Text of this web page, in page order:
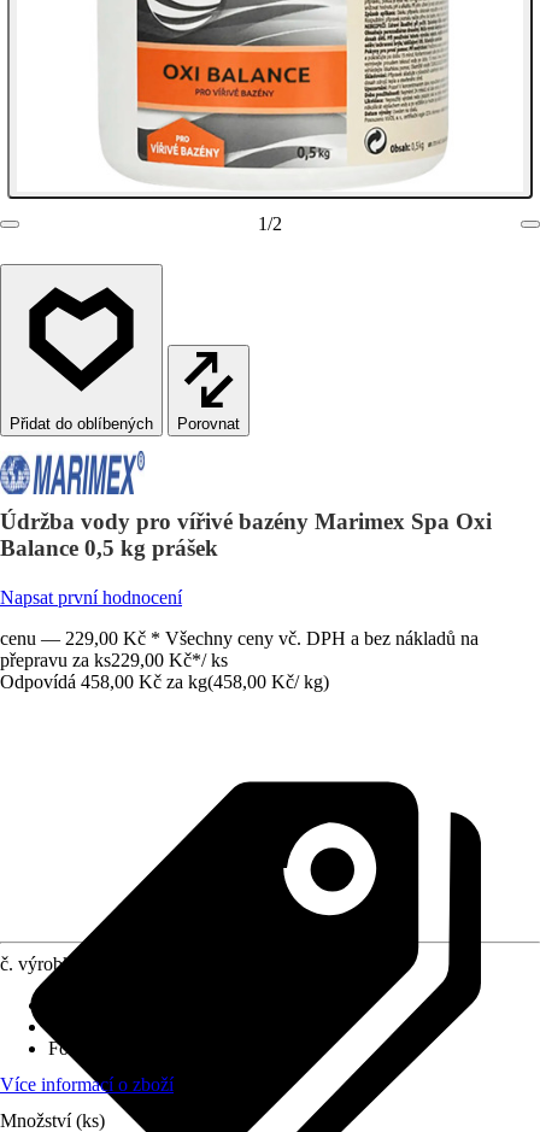
1/2
Porovnat
Údržba vody pro vířivé bazény Marimex Spa Oxi
Balance 0,5 kg prášek
Napsat první hodnocení
cenu — 229,00 Kč * Všechny ceny vč. DPH a bez nákladů na
přepravu za ks229,00 Kč*/ ks
Odpovídá 458,00 Kč za kg(458,00 Kč/ kg)
č. výrobku
Forma
Více informací o zboží
Množství (ks)